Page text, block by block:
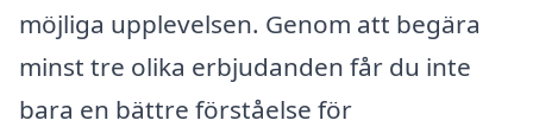
möjliga upplevelsen. Genom att begära
minst tre olika erbjudanden får du inte
bara en bättre förståelse för